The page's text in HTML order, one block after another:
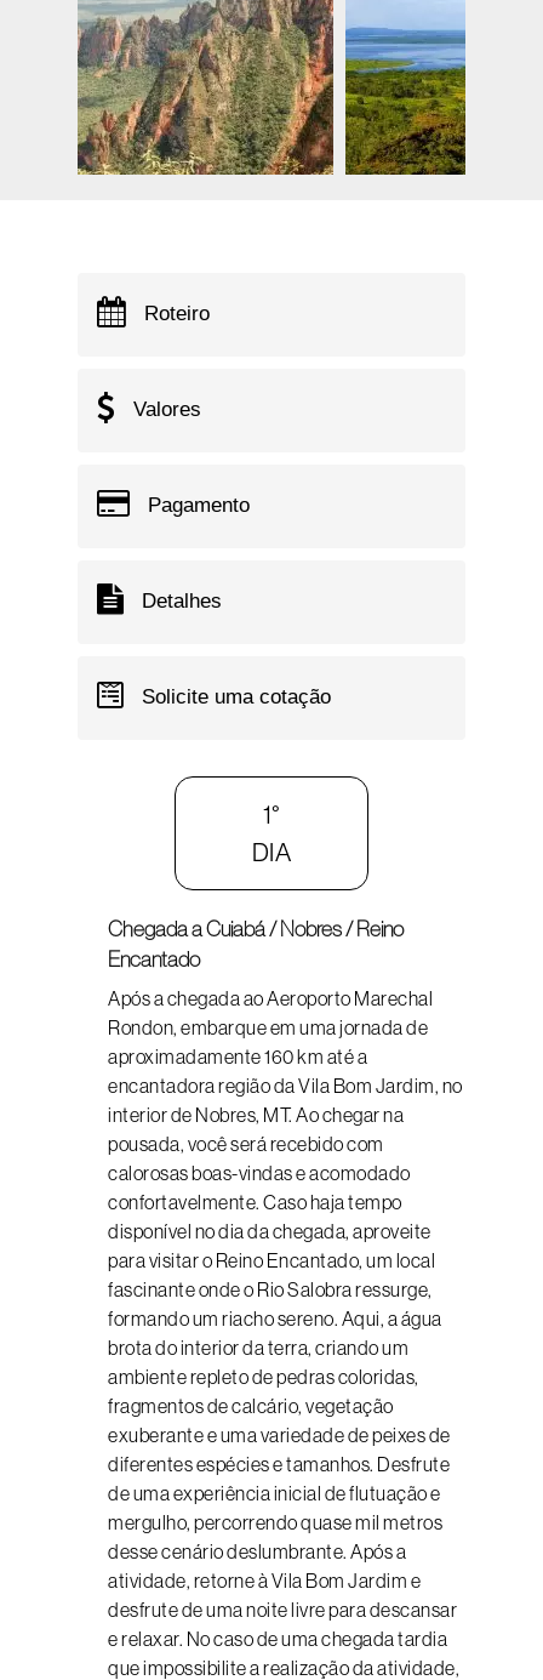
Roteiro
Valores
Pagamento
Detalhes
Solicite uma cotação
1°
DIA
Chegada a Cuiabá / Nobres / Reino
Encantado
Após a chegada ao Aeroporto Marechal
Rondon, embarque em uma jornada de
aproximadamente 160 km até a
encantadora região da Vila Bom Jardim, no
interior de Nobres, MT. Ao chegar na
pousada, você será recebido com
calorosas boas-vindas e acomodado
confortavelmente. Caso haja tempo
disponível no dia da chegada, aproveite
para visitar o Reino Encantado, um local
fascinante onde o Rio Salobra ressurge,
formando um riacho sereno. Aqui, a água
brota do interior da terra, criando um
ambiente repleto de pedras coloridas,
fragmentos de calcário, vegetação
exuberante e uma variedade de peixes de
diferentes espécies e tamanhos. Desfrute
de uma experiência inicial de flutuação e
mergulho, percorrendo quase mil metros
desse cenário deslumbrante. Após a
atividade, retorne à Vila Bom Jardim e
desfrute de uma noite livre para descansar
e relaxar. No caso de uma chegada tardia
que impossibilite a realização da atividade,